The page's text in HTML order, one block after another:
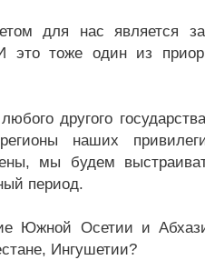
для нас является
тоже один из
другого
наших
мы будем
период.
Южной Осетии и
Ингушетии?